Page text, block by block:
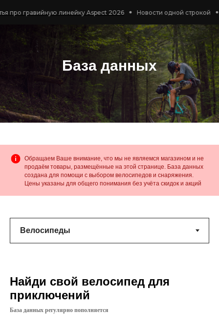
линейку Aspect 2026 Новости одной строкой 📰
База данных
Обращаем Ваше внимание, что мы не являемся магазином и не
продаём товары, размещённые на этой странице. База данных
создана для помощи с выбором велосипедов и снаряжения.
Цены указаны для общего понимания без учёта скидок и акций
Найди свой велосипед для
приключений
База данных регулярно пополняется